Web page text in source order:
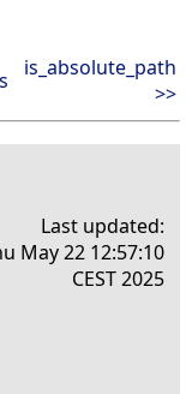
is_absolute_path
>>
Last updated:
May 22 12:57:10
CEST 2025